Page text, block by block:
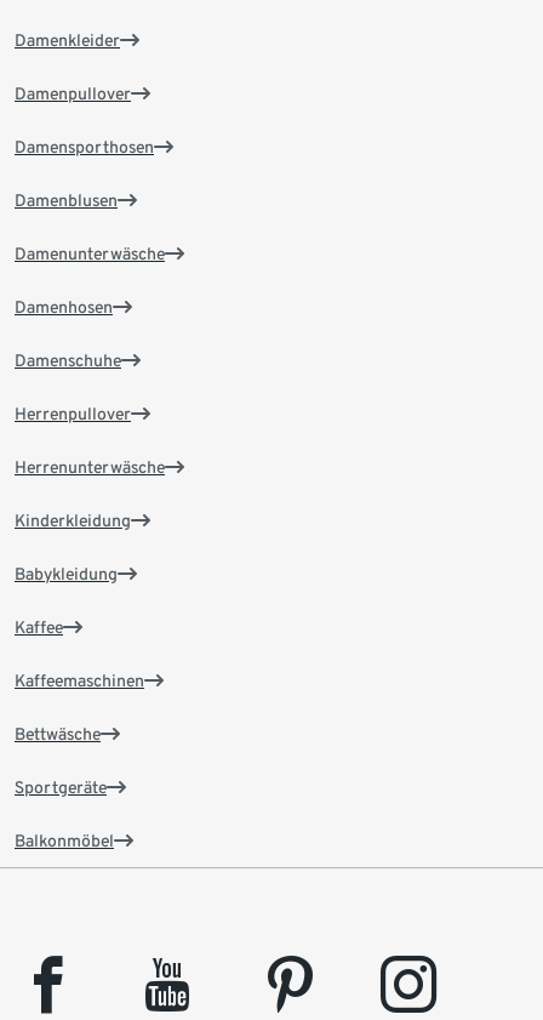
Damenkleider
Damenpullover
Damensporthosen
Damenblusen
Damenunterwäsche
Damenhosen
Damenschuhe
Herrenpullover
Herrenunterwäsche
Kinderkleidung
Babykleidung
Kaffee
Kaffeemaschinen
Bettwäsche
Sportgeräte
Balkonmöbel
facebook youtube pinterest instagram